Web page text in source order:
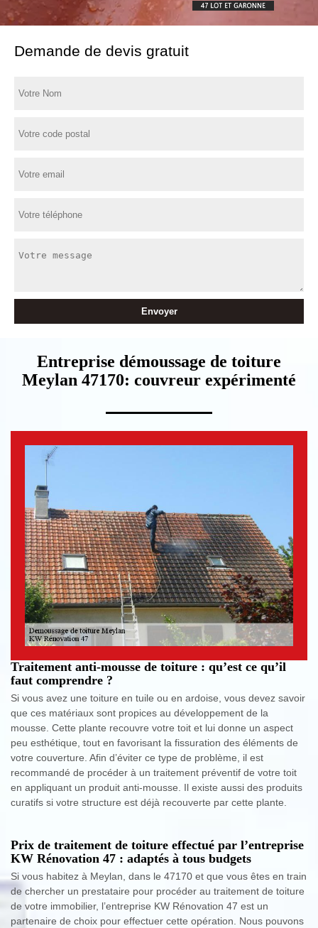
Demande de devis gratuit
Entreprise démoussage de toiture
Meylan 47170: couvreur expérimenté
Traitement anti-mousse de toiture : qu’est ce qu’il
faut comprendre ?
Si vous avez une toiture en tuile ou en ardoise, vous devez savoir
que ces matériaux sont propices au développement de la
mousse. Cette plante recouvre votre toit et lui donne un aspect
peu esthétique, tout en favorisant la fissuration des éléments de
votre couverture. Afin d’éviter ce type de problème, il est
recommandé de procéder à un traitement préventif de votre toit
en appliquant un produit anti-mousse. Il existe aussi des produits
curatifs si votre structure est déjà recouverte par cette plante.
Prix de traitement de toiture effectué par l’entreprise
KW Rénovation 47 : adaptés à tous budgets
Si vous habitez à Meylan, dans le 47170 et que vous êtes en train
de chercher un prestataire pour procéder au traitement de toiture
de votre immobilier, l’entreprise KW Rénovation 47 est un
partenaire de choix pour effectuer cette opération. Nous pouvons